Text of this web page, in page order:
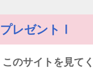
プレゼントⅠ
このサイトを見て